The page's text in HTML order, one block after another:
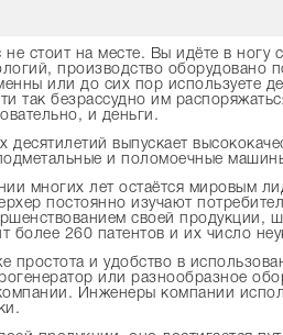
не стоит на месте. Вы идёте в
производство оборудовано
или до сих пор используете
так безрассудно им
и деньги.
выпускает
и поломоечные
многих лет остаётся мировым
постоянно изучают
своей продукции,
260 патентов и их число
простота и удобство в
или разнообразное
Инженеры компании